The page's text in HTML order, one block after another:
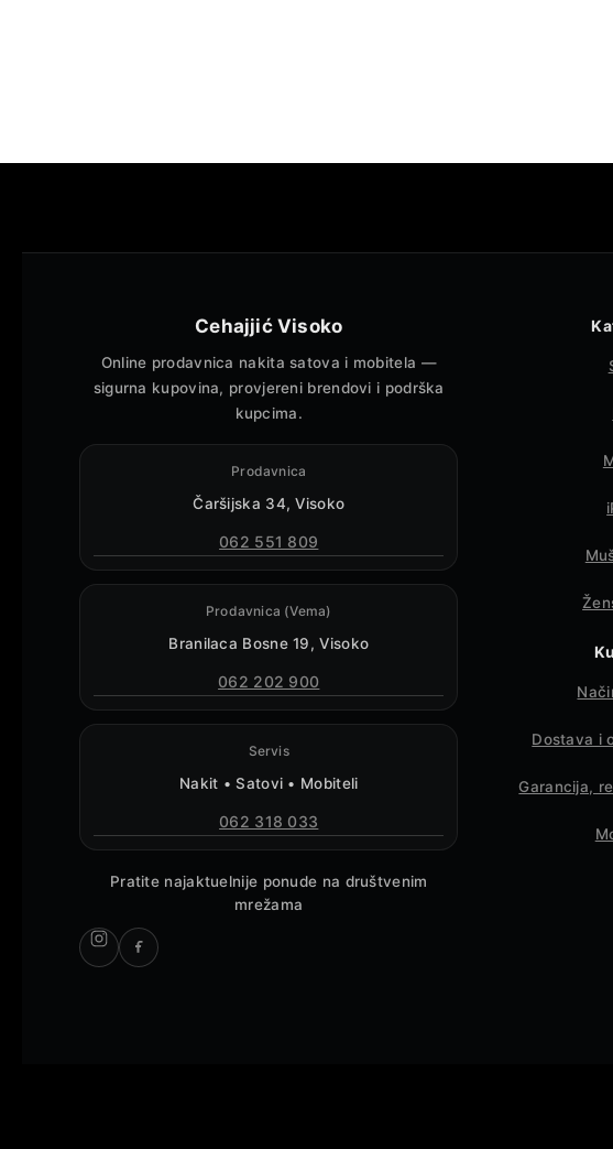
Cehajjić Visoko
Online prodavnica nakita satova i mobitela —
sigurna kupovina, provjereni brendovi i podrška
kupcima.
Prodavnica
Čaršijska 34, Visoko
062 551 809
Prodavnica (Vema)
Branilaca Bosne 19, Visoko
062 202 900
Servis
Nakit • Satovi • Mobiteli
062 318 033
Pratite najaktuelnije ponude na društvenim
mrežama
Dostava i
Garancija,